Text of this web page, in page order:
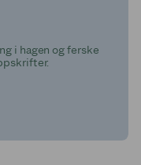
i hagen og ferske